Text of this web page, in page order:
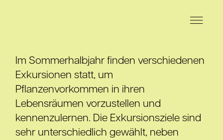
Im Sommerhalbjahr finden verschiedenen
Exkursionen statt, um
Pflanzenvorkommen in ihren
Lebensräumen vorzustellen und
kennenzulernen. Die Exkursionsziele sind
sehr unterschiedlich gewählt, neben